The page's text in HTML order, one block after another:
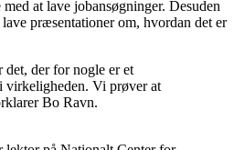
at lave jobansøgninger. Desuden
præsentationer om, hvordan det er
det, der for nogle er et
virkeligheden. Vi prøver at
Bo Ravn.